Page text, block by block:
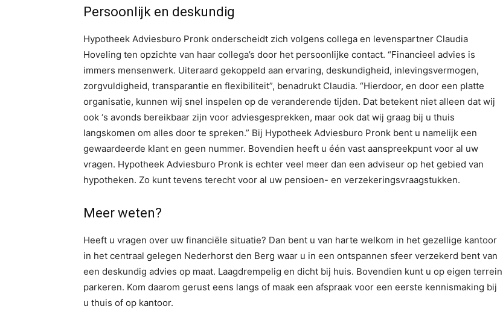
Persoonlijk en deskundig
Hypotheek Adviesburo Pronk onderscheidt zich volgens collega en levenspartner Claudia
Hoveling ten opzichte van haar collega’s door het persoonlijke contact. “Financieel advies is
immers mensenwerk. Uiteraard gekoppeld aan ervaring, deskundigheid, inlevingsvermogen,
zorgvuldigheid, transparantie en flexibiliteit”, benadrukt Claudia. “Hierdoor, en door een platte
organisatie, kunnen wij snel inspelen op de veranderende tijden. Dat betekent niet alleen dat wij
ook ‘s avonds bereikbaar zijn voor adviesgesprekken, maar ook dat wij graag bij u thuis
langskomen om alles door te spreken.” Bij Hypotheek Adviesburo Pronk bent u namelijk een
gewaardeerde klant en geen nummer. Bovendien heeft u één vast aanspreekpunt voor al uw
vragen. Hypotheek Adviesburo Pronk is echter veel meer dan een adviseur op het gebied van
hypotheken. Zo kunt tevens terecht voor al uw pensioen- en verzekeringsvraagstukken.
Meer weten?
Heeft u vragen over uw financiële situatie? Dan bent u van harte welkom in het gezellige kantoor
in het centraal gelegen Nederhorst den Berg waar u in een ontspannen sfeer verzekerd bent van
een deskundig advies op maat. Laagdrempelig en dicht bij huis. Bovendien kunt u op eigen terrein
parkeren. Kom daarom gerust eens langs of maak een afspraak voor een eerste kennismaking bij
u thuis of op kantoor.